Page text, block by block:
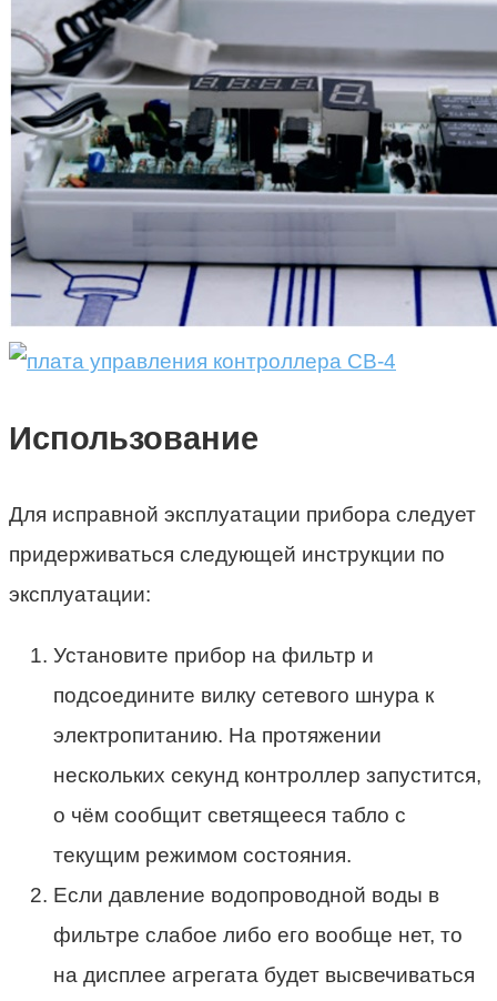
Использование
Для исправной эксплуатации прибора следует
придерживаться следующей инструкции по
эксплуатации:
Установите прибор на фильтр и
подсоедините вилку сетевого шнура к
электропитанию. На протяжении
нескольких секунд контроллер запустится,
о чём сообщит светящееся табло с
текущим режимом состояния.
Если давление водопроводной воды в
фильтре слабое либо его вообще нет, то
на дисплее агрегата будет высвечиваться